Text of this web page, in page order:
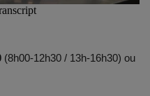
(8h00-12h30 / 13h-16h30) ou